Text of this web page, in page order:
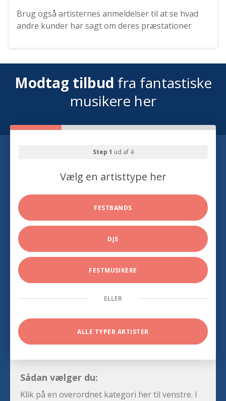
Brug også artisternes anmeldelser til at se hvad
andre kunder har sagt om deres præstationer
Modtag tilbud fra fantastiske
musikere her
Step 1 ud af 4
Vælg en artisttype her
FESTBANDS
DJS
FESTMUSIKERE
ELLER
ALLE TYPER ARTISTER
Sådan vælger du:
Klik på en overordnet kategori her til venstre. I